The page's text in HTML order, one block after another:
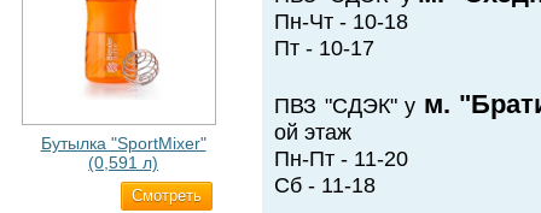
Бутылка "SportMixer"
(0,591 л)
Cмотреть
Пн-Чт - 10-18
Пт - 10-17
ПВЗ "СДЭК" у м.
ой этаж
Пн-Пт - 11-20
Сб - 11-18